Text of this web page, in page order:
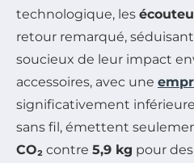
technologique, les
retour remarqué,
soucieux de leur impact
accessoires, avec une
significativement
sans fil, émettent
CO₂ contre 5,9 kg pour